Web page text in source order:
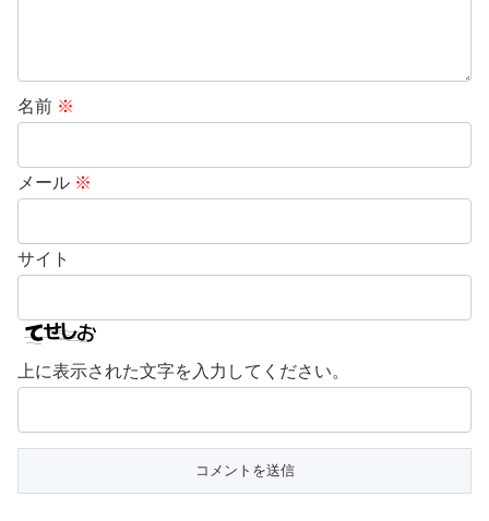
名前 ※
メール ※
サイト
上に表示された文字を入力してください。